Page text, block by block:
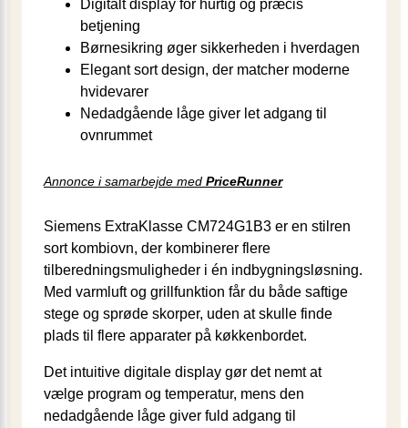
Digitalt display for hurtig og præcis
betjening
Børnesikring øger sikkerheden i hverdagen
Elegant sort design, der matcher moderne
hvidevarer
Nedadgående låge giver let adgang til
ovnrummet
Annonce i samarbejde med PriceRunner
Siemens ExtraKlasse CM724G1B3 er en stilren
sort kombiovn, der kombinerer flere
tilberedningsmuligheder i én indbygningsløsning.
Med varmluft og grillfunktion får du både saftige
stege og sprøde skorper, uden at skulle finde
plads til flere apparater på køkkenbordet.
Det intuitive digitale display gør det nemt at
vælge program og temperatur, mens den
nedadgående låge giver fuld adgang til